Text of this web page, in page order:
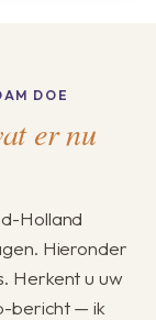
DOE
er nu
Holland
Hieronder
Herkent u uw
bericht — ik